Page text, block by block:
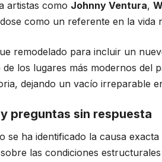
artistas como Johnny Ventura,
como un referente en la vida
remodelado para incluir un
los lugares más modernos del
dejando un vacío irreparable
preguntas sin respuesta
se ha identificado la causa
las condiciones